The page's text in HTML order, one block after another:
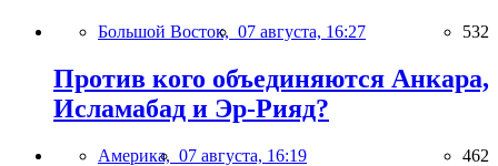
Большой Восток, 07 августа, 16:27 532
Против кого объединяются Анкара,
Исламабад и Эр-Рияд?
Америка, 07 августа, 16:19 462